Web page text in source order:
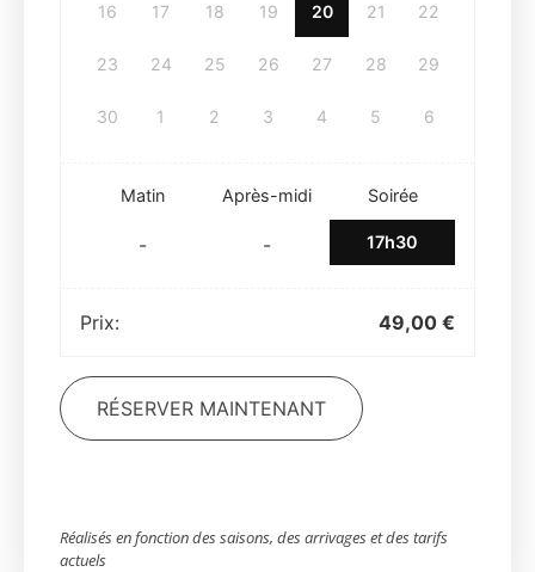
16 17 18 19 20 21 22
23 24 25 26 27 28 29
30 1 2 3 4 5 6
Matin
-
Après-midi
-
Soirée
17h30
Prix: 49,00 €
RÉSERVER MAINTENANT
Réalisés en fonction des saisons, des arrivages et des tarifs
actuels